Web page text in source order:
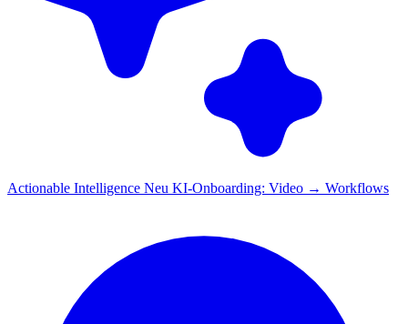
Actionable Intelligence Neu KI-Onboarding: Video → Workflows